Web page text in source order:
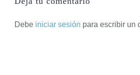
Debe iniciar sesión para escribir un